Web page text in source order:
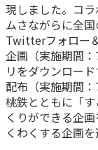
お手続き一
きっかけ・
マイページ
新規登録
学資保険
長寿支援保
お見積りシ
資料請求
お役立ち情
かんぽ生命
法人向け資
お問い合わ
保険
医療
お金
ご挨拶
経営理念・
会社概要
お問い合わせ
サステナビリテ
株主・投資家の
現しました。コ
ムさながらに全
Twitterフォロー
企画（実施期間
リをダウンロー
配布（実施期間
桃鉄とともに「
くりができる企
くわくする企画を